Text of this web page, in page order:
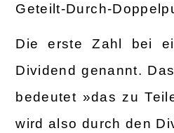
Geteilt-Durch-
Die erste Zahl bei
Dividend genannt.
bedeutet »das zu
wird also durch den